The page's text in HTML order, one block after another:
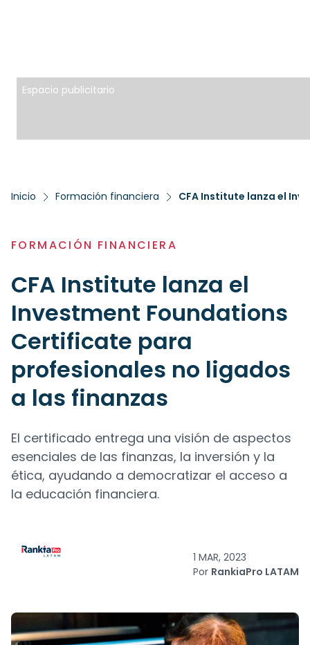
Espacio publicitario
Inicio Formación financiera
FORMACIÓN FINANCIERA
CFA Institute lanza el
Investment Foundations
Certificate para
profesionales no ligados
a las finanzas
El certificado entrega una visión de aspectos
esenciales de las finanzas, la inversión y la
ética, ayudando a democratizar el acceso a
la educación financiera.
1 MAR, 2023
Por RankiaPro LATAM